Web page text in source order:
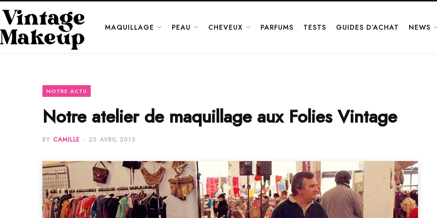
MAQUILLAGE PEAU CHEVEUX PARFUMS TESTS GUIDES D’ACHAT NEWS
NOTRE ACTU
Notre atelier de maquillage aux Folies Vintage
BY CAMILLE 20 AVRIL 2013